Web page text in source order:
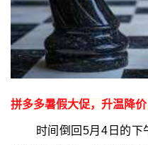
拼多多暑假大促，升温降
时间倒回5月4日的下